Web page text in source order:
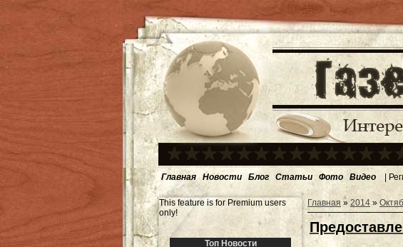
Главная Новости Блог Статьи Фото Видео |
This feature is for Premium users
only!
Топ Новости
Главная » 2014 »